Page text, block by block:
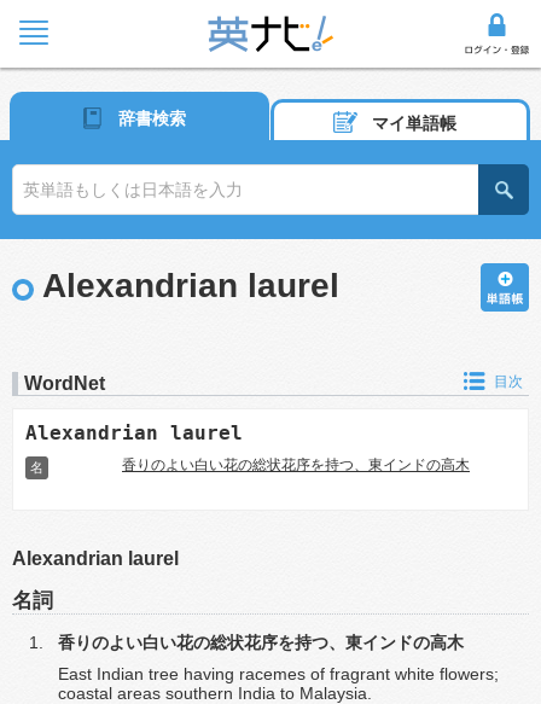
辞書検索 マイ単語帳
Alexandrian laurel
WordNet 目次
Alexandrian laurel
名 香りのよい白い花の総状花序を持つ、東インドの高木
Alexandrian laurel
名詞
香りのよい白い花の総状花序を持つ、東インドの高木
East Indian tree having racemes of fragrant white flowers;
coastal areas southern India to Malaysia.